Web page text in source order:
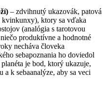
– zdvihnutý ukazovák, patová
kvinkunxy), ktory sa vďaka
(analógia s tarotovou
produktívne a hodnotné
necháva človeka
sebapoznania ho doviedol
je bod, ktorý ukazuje,
k sebaanalýze, aby sa veci